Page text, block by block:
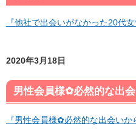
『他社で出会いがなかった20代
2020年3月18日
男性会員様✿必然的な出
『男性会員様✿必然的な出会いか